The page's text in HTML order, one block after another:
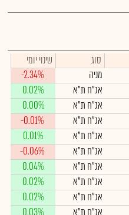
סוג
שינוי יומי
מניה
-2.34%
אג"ח ת"א
0.02%
אג"ח ת"א
0.00%
אג"ח ת"א
-0.01%
אג"ח ת"א
0.01%
אג"ח ת"א
-0.06%
אג"ח ת"א
0.04%
אג"ח ת"א
0.02%
אג"ח ת"א
0.02%